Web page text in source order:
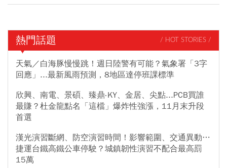
熱門話題 / HOT STORIES /
天氣／白海豚慢慢跳！週日陸警有可能？氣象署「3字
回應」...最新風雨預測，8地區達停班課標準
欣興、南電、景碩、臻鼎-KY、金居、尖點...PCB買誰
最賺？杜金龍點名「這檔」爆炸性強漲，11月末升段
首選
漢光演習斷網、防空演習時間！影響範圍、交通異動…
捷運台鐵高鐵公車停駛？城鎮韌性演習不配合最高罰
15萬